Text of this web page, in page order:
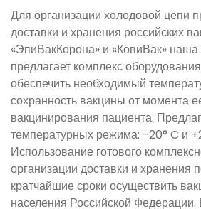
Для организации холодовой цепи
доставки и хранения российских
«ЭпиВакКорона» и «КовиВак»
предлагает комплекс
обеспечить необходимый
сохранность вакцины от момента
вакцинирования пациента.
температурных режима: -20° C и
Использование готового
организации доставки и хранения
кратчайшие сроки осуществить
населения Российской